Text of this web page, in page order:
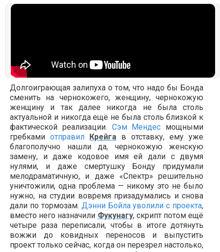
Долгоиграющая залипуха о том, что надо бы Бонда
сменить на чернокожего, женщину, чернокожую
женщину и так далее никогда не была столь
актуальной и никогда ещё не была столь близкой к
фактической реализации. Сэм Мендес мощными
гребкамиотправил Крейга в отставку, ему уже
благополучно нашли да, чернокожую женскую
замену, и даже кодовое имя ей дали с двумя
нулями, и даже смертушку Бонду придумали
мелодраматичную, и даже «Спектр» решительно
уничтожили, одна проблема — никому это не было
нужно, на студии вовремя призадумались и снова
дали по тормозам. Дэнни Бойла уволили с проекта,
вместо него назначили Фукунагу, скрипт потом ещё
четыре раза переписали, чтобы в итоге дотянуть
вожжи до ковидных переносов и выпустить
проект только сейчас, когда он перезрел настолько,